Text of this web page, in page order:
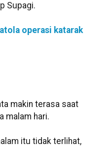
Supagi.
operasi katarak
makin terasa saat
malam hari.
itu tidak terlihat,